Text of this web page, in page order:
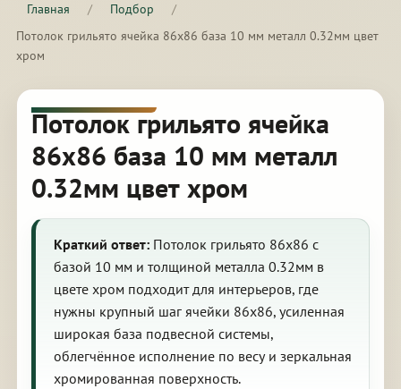
Главная / Подбор
/
Потолок грильято ячейка 86х86 база 10 мм металл 0.32мм цвет
хром
Потолок грильято ячейка
86х86 база 10 мм металл
0.32мм цвет хром
Краткий ответ:Потолок грильято 86х86 с
базой 10 мм и толщиной металла 0.32мм в
цвете хром подходит для интерьеров, где
нужны крупный шаг ячейки 86х86, усиленная
широкая база подвесной системы,
облегчённое исполнение по весу и зеркальная
хромированная поверхность.